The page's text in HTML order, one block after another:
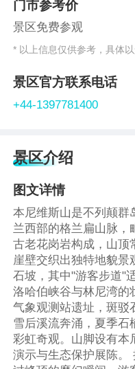
门市参考价
景区免费参观
* 以上信息仅供参考，具体
景区官方联系电话
+44-1397781400
景区介绍
图文详情
本尼维斯山是不列颠群
兰西部的格兰扁山脉，
古老花岗岩构成，山顶
崖壁交织出独特地貌景
石坡，其中"游客步道"
洛哈伯峡谷与林尼湾的
气象观测站遗址，斑驳
雪后溪流奔涌，夏季石
彩虹奇观。山脚设有本
演示与生态保护展陈。